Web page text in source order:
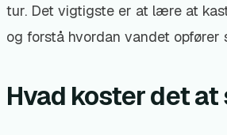
tur. Det vigtigste er at lære at
og forstå hvordan vandet opfører
Hvad koster det